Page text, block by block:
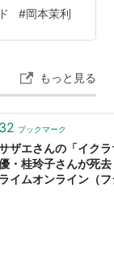
えを担当し
んと来れば
された事は
ジュリア・
たち』（…
#岡本茉利
もっと見る
32 ブックマーク
ザエさんの「イク
・桂玲子さんが死
ライムオンライン（